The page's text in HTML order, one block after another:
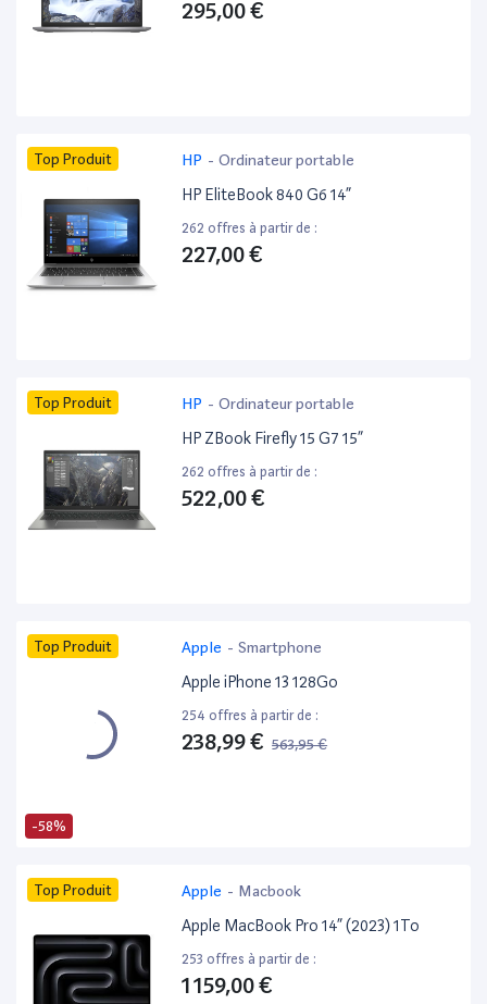
295,00 €
Top Produit HP - Ordinateur portable
HP EliteBook 840 G6 14”
262 offres à partir de :
227,00 €
Top Produit HP - Ordinateur portable
HP ZBook Firefly 15 G7 15”
262 offres à partir de :
522,00 €
-58%
Top Produit Apple - Smartphone
Apple iPhone 13 128Go
254 offres à partir de :
238,99 € 563,95 €
Top Produit Apple - Macbook
Apple MacBook Pro 14” (2023) 1To
253 offres à partir de :
1 159,00 €